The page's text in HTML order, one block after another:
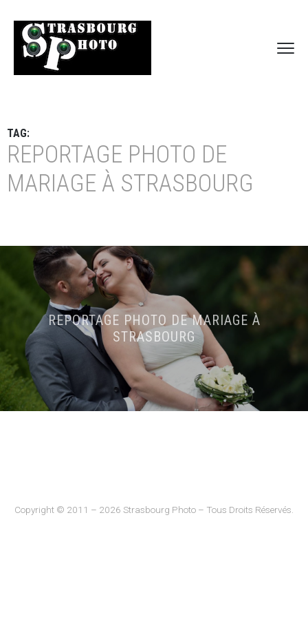
TAG:
REPORTAGE PHOTO DE
MARIAGE À STRASBOURG
REPORTAGE PHOTO DE MARIAGE À
STRASBOURG
Copyright © 2011 – 2026 Strasbourg Photo – Tous Droits Réservés.